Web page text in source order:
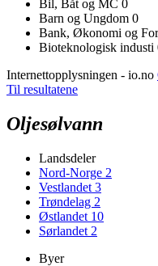
Bil, Båt og MC 0
Barn og Ungdom 0
Bank, Økonomi og
Bioteknologisk industi
Internettopplysningen - io.no
Til resultatene
Oljesølvann
Landsdeler
Nord-Norge 2
Vestlandet 3
Trøndelag 2
Østlandet 10
Sørlandet 2
Byer